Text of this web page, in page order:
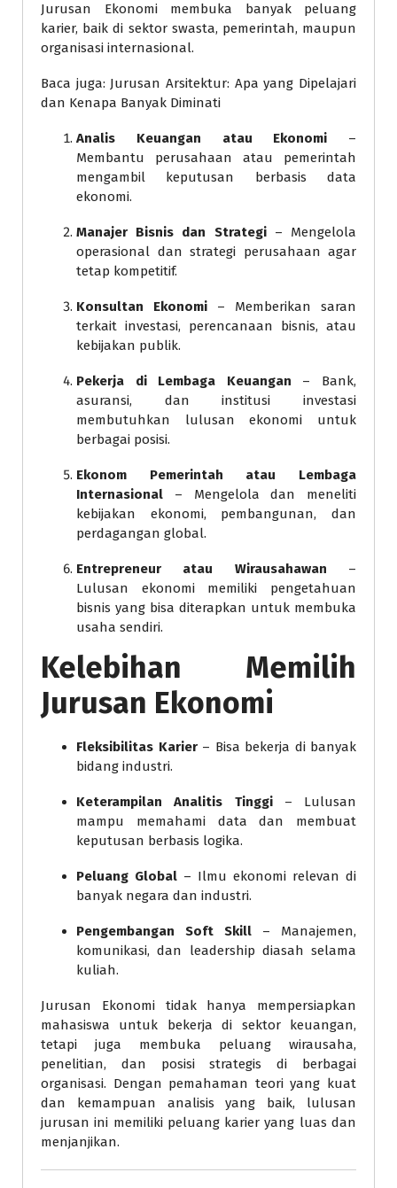
Jurusan Ekonomi membuka banyak peluang
karier, baik di sektor swasta, pemerintah, maupun
organisasi internasional.
Baca juga: Jurusan Arsitektur: Apa yang Dipelajari
dan Kenapa Banyak Diminati
Analis Keuangan atau Ekonomi –
Membantu perusahaan atau pemerintah
mengambil keputusan berbasis data
ekonomi.
Manajer Bisnis dan Strategi– Mengelola
operasional dan strategi perusahaan agar
tetap kompetitif.
Konsultan Ekonomi – Memberikan saran
terkait investasi, perencanaan bisnis, atau
kebijakan publik.
Pekerja di Lembaga Keuangan – Bank,
asuransi, dan institusi investasi
membutuhkan lulusan ekonomi untuk
berbagai posisi.
Ekonom Pemerintah atau Lembaga
Internasional – Mengelola dan meneliti
kebijakan ekonomi, pembangunan, dan
perdagangan global.
Entrepreneur atau Wirausahawan –
Lulusan ekonomi memiliki pengetahuan
bisnis yang bisa diterapkan untuk membuka
usaha sendiri.
Kelebihan Memilih
Jurusan Ekonomi
Fleksibilitas Karier– Bisa bekerja di banyak
bidang industri.
Keterampilan Analitis Tinggi– Lulusan
mampu memahami data dan membuat
keputusan berbasis logika.
Peluang Global – Ilmu ekonomi relevan di
banyak negara dan industri.
Pengembangan Soft Skill – Manajemen,
komunikasi, dan leadership diasah selama
kuliah.
Jurusan Ekonomi tidak hanya mempersiapkan
mahasiswa untuk bekerja di sektor keuangan,
tetapi juga membuka peluang wirausaha,
penelitian, dan posisi strategis di berbagai
organisasi. Dengan pemahaman teori yang kuat
dan kemampuan analisis yang baik, lulusan
jurusan ini memiliki peluang karier yang luas dan
menjanjikan.